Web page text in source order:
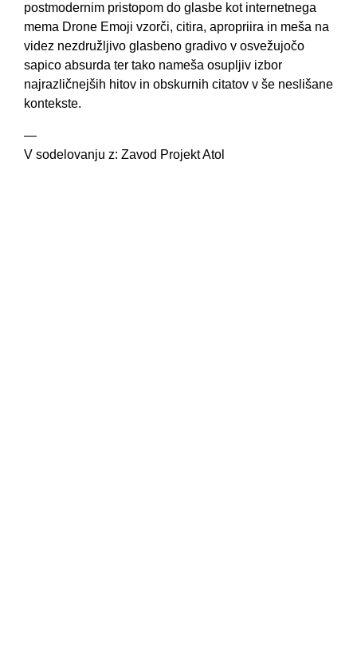
postmodernim pristopom do glasbe kot internetnega
mema Drone Emoji vzorči, citira, apropriira in meša na
videz nezdružljivo glasbeno gradivo v osvežujočo
sapico absurda ter tako nameša osupljiv izbor
najrazličnejših hitov in obskurnih citatov v še neslišane
kontekste.
—
V sodelovanju z: Zavod Projekt Atol